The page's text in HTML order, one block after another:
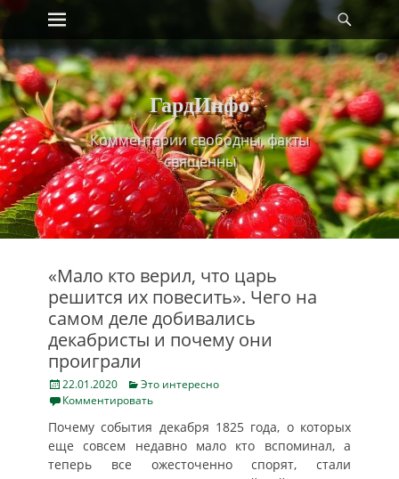
Skip
content
Primary Menu
ГардИнфо
Комментарии свободны, факты
священны
«Мало кто верил, что царь
решится их повесить». Чего на
самом деле добивались
декабристы и почему они
проиграли
Posted
on
22.01.2020 Categories
Это интересно
Комментировать
Почему события декабря 1825 года, о которых
еще совсем недавно мало кто вспоминал, а
теперь все ожесточенно спорят, стали